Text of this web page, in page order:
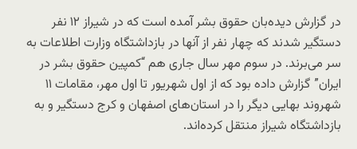
در گزارش دیده‌بان حقوق بشر آمده است که در شیراز ۱۲ نفر
دستگیر شدند که چهار نفر از آنها در بازداشتگاه وزارت اطلاعات به
سر می‌برند. در سوم مهر سال جاری هم “کمپین حقوق بشر در
ایران” گزارش داده بود که از اول شهریور تا اول مهر، مقامات ۱۱
شهروند بهایی دیگر را در استان‌های اصفهان و کرج دستگیر و به
بازداشتگاه شیراز منتقل کرده‌اند.